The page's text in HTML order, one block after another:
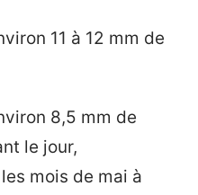
11 à 12 mm de
8,5 mm de
le jour,
mois de mai à